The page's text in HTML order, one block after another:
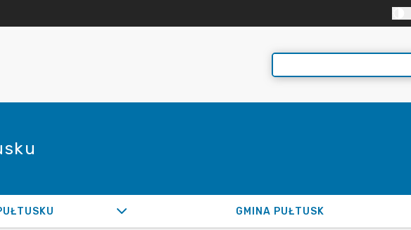
GMINA PUŁTUSK